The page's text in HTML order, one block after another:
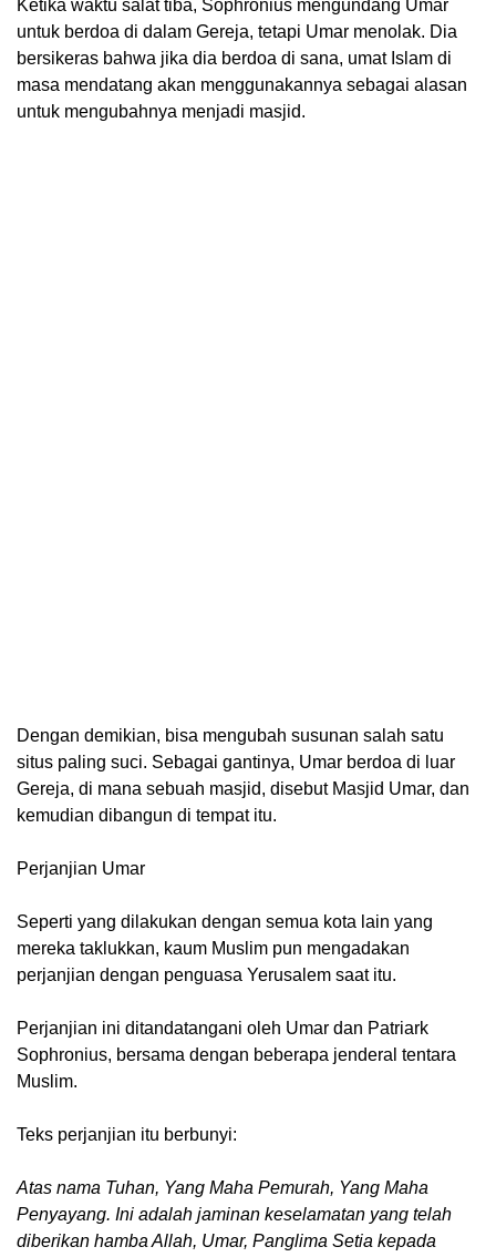
Ketika waktu salat tiba, Sophronius mengundang Umar
untuk berdoa di dalam Gereja, tetapi Umar menolak. Dia
bersikeras bahwa jika dia berdoa di sana, umat Islam di
masa mendatang akan menggunakannya sebagai alasan
untuk mengubahnya menjadi masjid.
Dengan demikian, bisa mengubah susunan salah satu
situs paling suci. Sebagai gantinya, Umar berdoa di luar
Gereja, di mana sebuah masjid, disebut Masjid Umar, dan
kemudian dibangun di tempat itu.
Perjanjian Umar
Seperti yang dilakukan dengan semua kota lain yang
mereka taklukkan, kaum Muslim pun mengadakan
perjanjian dengan penguasa Yerusalem saat itu.
Perjanjian ini ditandatangani oleh Umar dan Patriark
Sophronius, bersama dengan beberapa jenderal tentara
Muslim.
Teks perjanjian itu berbunyi:
Atas nama Tuhan, Yang Maha Pemurah, Yang Maha
Penyayang. Ini adalah jaminan keselamatan yang telah
diberikan hamba Allah, Umar, Panglima Setia kepada